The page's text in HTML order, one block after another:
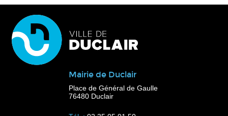
Mairie de Duclair
Place de Général de Gaulle
76480 Duclair